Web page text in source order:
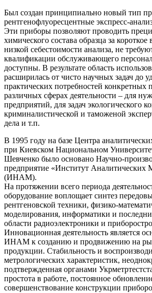
Был создан принципиально новый тип
рентгенофлуоресцентные экспресс-
Эти приборы позволяют проводить
химического состава образца за
низкой себестоимости анализа, не
квалификации обслуживающего
доступны. В результате область
расширилась от чисто научных задач до
практических потребностей конкретных
различных сферах деятельности – для
предприятий, для задач экологического
криминалистической и таможеной
дела и т.п.
В 1995 году на базе Центра
при Киевском Национальном
Шевченко было основано Научно-
предприятие «Институт Аналитических
(ИНАМ).
На протяжении всего периода
оборудование воплощает синтез
рентгеновской техники, физико-
моделирования, информатики и
области радиоэлектроники и
Инновационная деятельность является
ИНАМ к созданию и продвижению на
продукции. Стабильность и
метрологических характеристик,
подтвержденная органами
простота в работе, постоянное
совершенствование конструкции